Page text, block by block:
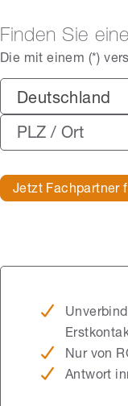
Finden Sie
Die mit einem (*)
Deutschland
Jetzt Fachpartner
Nur von
Antwort